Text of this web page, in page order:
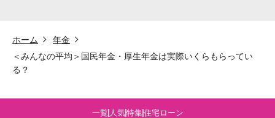
一覧 人気特集住宅ローン
ホーム
年金
＜みんなの平均＞国民年金・厚生年金は実際いくらもらってい
る？